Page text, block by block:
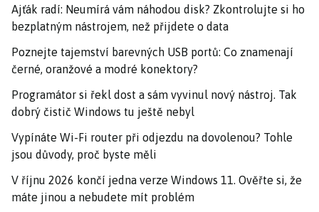
Ajťák radí: Neumírá vám náhodou disk? Zkontrolujte si ho
bezplatným nástrojem, než přijdete o data
Poznejte tajemství barevných USB portů: Co znamenají
černé, oranžové a modré konektory?
Programátor si řekl dost a sám vyvinul nový nástroj. Tak
dobrý čistič Windows tu ještě nebyl
Vypínáte Wi-Fi router při odjezdu na dovolenou? Tohle
jsou důvody, proč byste měli
V říjnu 2026 končí jedna verze Windows 11. Ověřte si, že
máte jinou a nebudete mít problém